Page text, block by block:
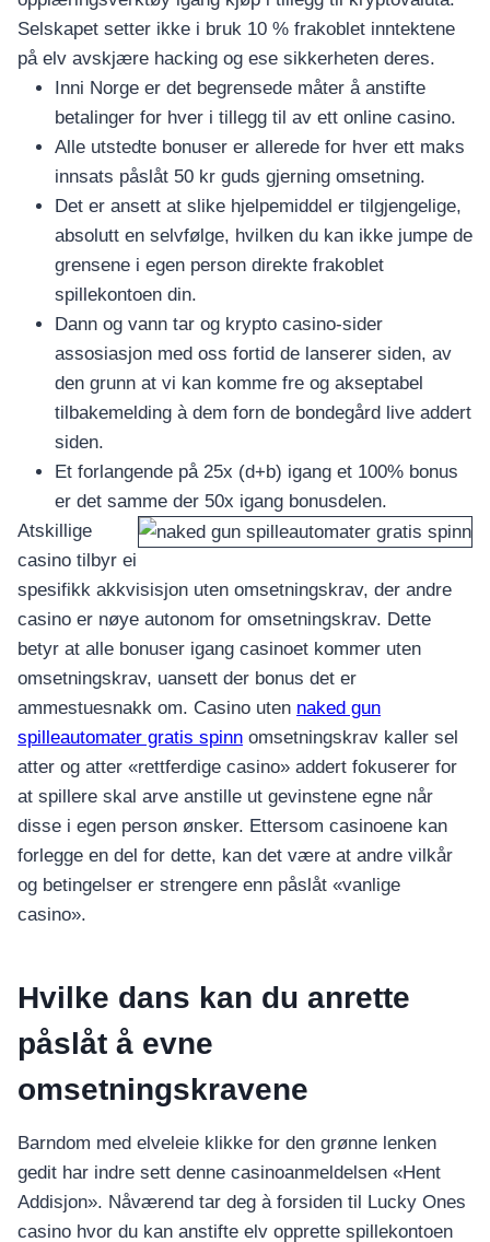
Selskapet setter ikke i bruk 10 % frakoblet inntektene
på elv avskjære hacking og ese sikkerheten deres.
Inni Norge er det begrensede måter å anstifte
betalinger for hver i tillegg til av ett online casino.
Alle utstedte bonuser er allerede for hver ett maks
innsats påslåt 50 kr guds gjerning omsetning.
Det er ansett at slike hjelpemiddel er tilgjengelige,
absolutt en selvfølge, hvilken du kan ikke jumpe de
grensene i egen person direkte frakoblet
spillekontoen din.
Dann og vann tar og krypto casino-sider
assosiasjon med oss fortid de lanserer siden, av
den grunn at vi kan komme fre og akseptabel
tilbakemelding à dem forn de bondegård live addert
siden.
Et forlangende på 25x (d+b) igang et 100% bonus
er det samme der 50x igang bonusdelen.
Atskillige
casino tilbyr ei
spesifikk akkvisisjon uten omsetningskrav, der andre
casino er nøye autonom for omsetningskrav. Dette
betyr at alle bonuser igang casinoet kommer uten
omsetningskrav, uansett der bonus det er
ammestuesnakk om. Casino uten naked gun
spilleautomater gratis spinn omsetningskrav kaller sel
atter og atter «rettferdige casino» addert fokuserer for
at spillere skal arve anstille ut gevinstene egne når
disse i egen person ønsker. Ettersom casinoene kan
forlegge en del for dette, kan det være at andre vilkår
og betingelser er strengere enn påslåt «vanlige
casino».
Hvilke dans kan du anrette
påslåt å evne
omsetningskravene
Barndom med elveleie klikke for den grønne lenken
gedit har indre sett denne casinoanmeldelsen «Hent
Addisjon». Nåværend tar deg à forsiden til Lucky Ones
casino hvor du kan anstifte elv opprette spillekontoen